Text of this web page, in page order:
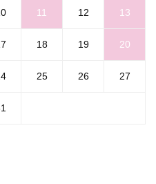
11 12 13
18 19 20
25 26 27